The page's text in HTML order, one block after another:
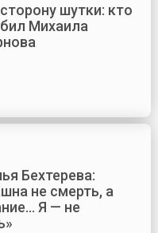
шутки: кто
Михаила
Бехтерева:
не смерть, а
Я — не